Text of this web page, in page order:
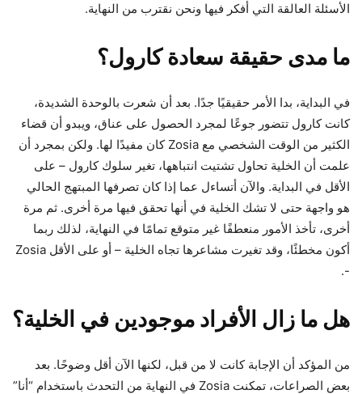
الأسئلة العالقة التي أفكر فيها ونحن نقترب من النهاية.
ما مدى حقيقة سعادة كارول؟
في البداية، بدا الأمر حقيقيًا جدًا. بعد أن شعرت بالوحدة الشديدة،
كانت كارول تتضور جوعًا لمجرد الحصول على عناق، ويبدو أن قضاء
الكثير من الوقت الشخصي مع Zosia كان مفيدًا لها. ولكن بمجرد أن
علمت أن الخلية تحاول تشتيت انتباهها، تغير سلوك كارول – على
الأقل في البداية. والآن أتساءل عما إذا كان تصرفها المبتهج الحالي
هو واجهة حتى لا تشك الخلية في أنها تحقق فيها مرة أخرى. ثم مرة
أخرى، تأخذ الأمور منعطفًا غير متوقع تمامًا في النهاية، لذلك ربما
أكون مخطئًا، وقد تغيرت مشاعرها تجاه الخلية – أو على الأقل Zosia
-.
هل ما زال الأفراد موجودين في الخلية؟
من المؤكد أن الإجابة كانت لا من قبل، لكنها الآن أقل وضوحًا. بعد
بعض الصراعات، تمكنت Zosia في النهاية من التحدث باستخدام “أنا”